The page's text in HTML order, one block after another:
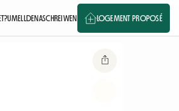
UMELLDENASCHREIWEN LOGEMENT PROPOSÉ